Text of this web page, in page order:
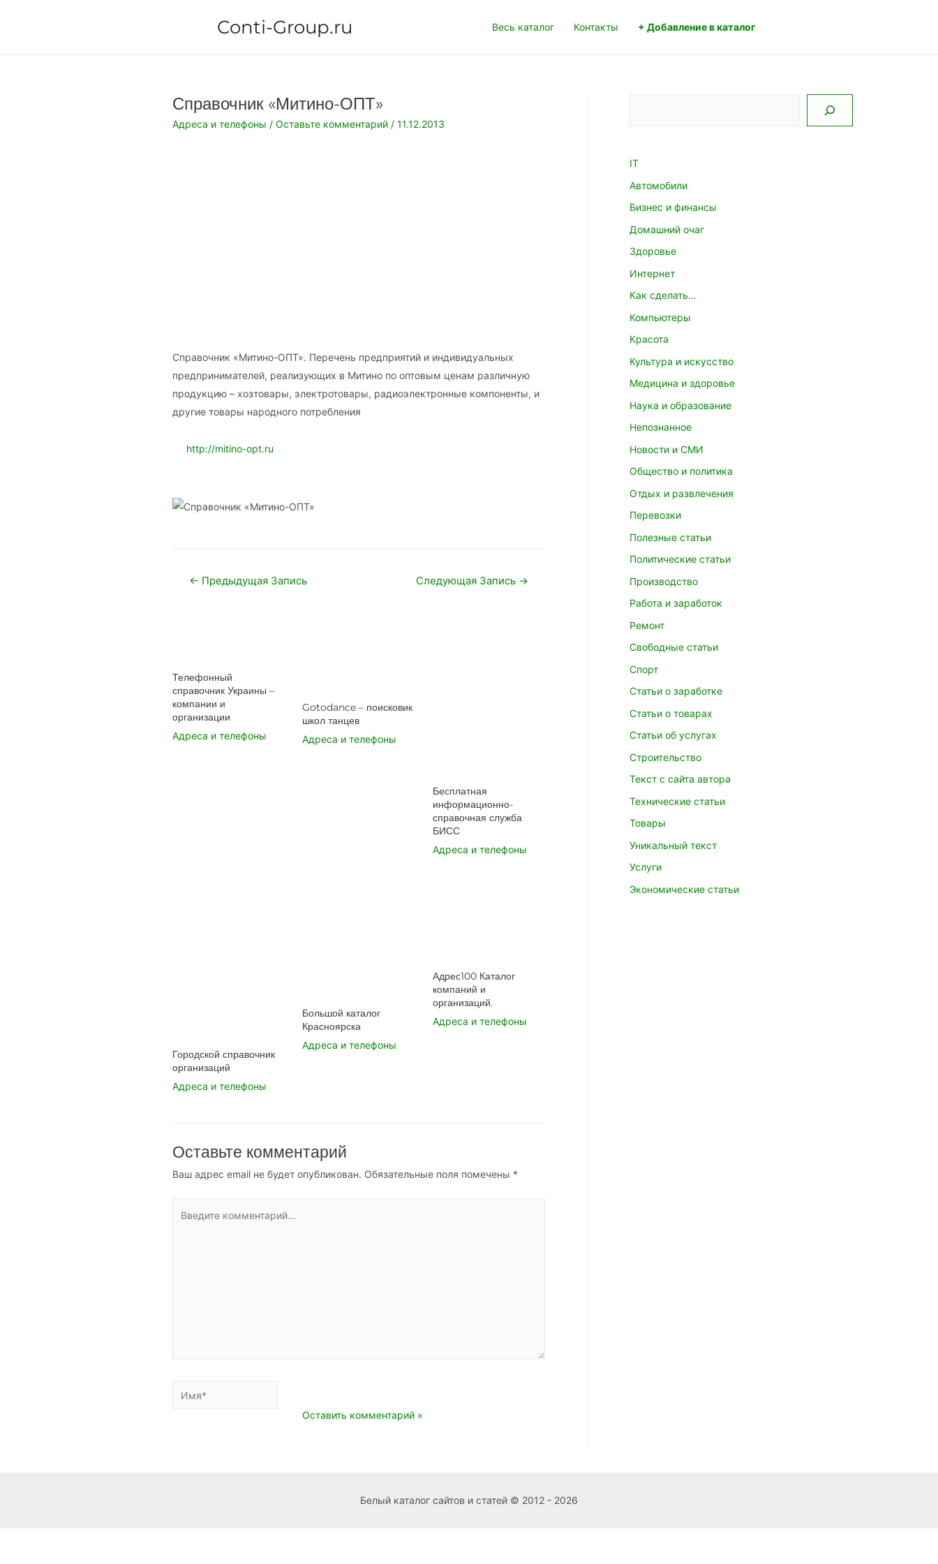
Conti-Group.ru Весь каталог Контакты + Добавление в каталог
Справочник «Митино-ОПТ»
Адреса и телефоны / Оставьте комментарий / 11.12.2013
Справочник «Митино-ОПТ». Перечень предприятий и индивидуальных
предпринимателей, реализующих в Митино по оптовым ценам различную
продукцию – хозтовары, электротовары, радиоэлектронные компоненты, и
другие товары народного потребления
http://mitino-opt.ru
Навигация
← Предыдущая Запись Следующая Запись →
Телефонный
справочник Украины –
компании и
организации
Адреса и телефоны
Gotodance – поисковик
школ танцев
Адреса и телефоны
Бесплатная
информационно-
справочная служба
БИСС
Адреса и телефоны
Городской справочник
организаций
Адреса и телефоны
Большой каталог
Красноярска
Адреса и телефоны
Адрес100 Каталог
компаний и
организаций.
Адреса и телефоны
Оставьте комментарий
Ваш адрес email не будет опубликован. Обязательные поля помечены *
комментарий...
IT
Автомобили
Бизнес и финансы
Домашний очаг
Здоровье
Интернет
Как сделать…
Компьютеры
Красота
Культура и искусство
Медицина и здоровье
Наука и образование
Непознанное
Новости и СМИ
Общество и политика
Отдых и развлечения
Перевозки
Полезные статьи
Политические статьи
Производство
Работа и заработок
Ремонт
Свободные статьи
Спорт
Статьи о заработке
Статьи о товарах
Статьи об услугах
Строительство
Текст с сайта автора
Технические статьи
Товары
Уникальный текст
Услуги
Экономические статьи
Белый каталог сайтов и статей © 2012 - 2026